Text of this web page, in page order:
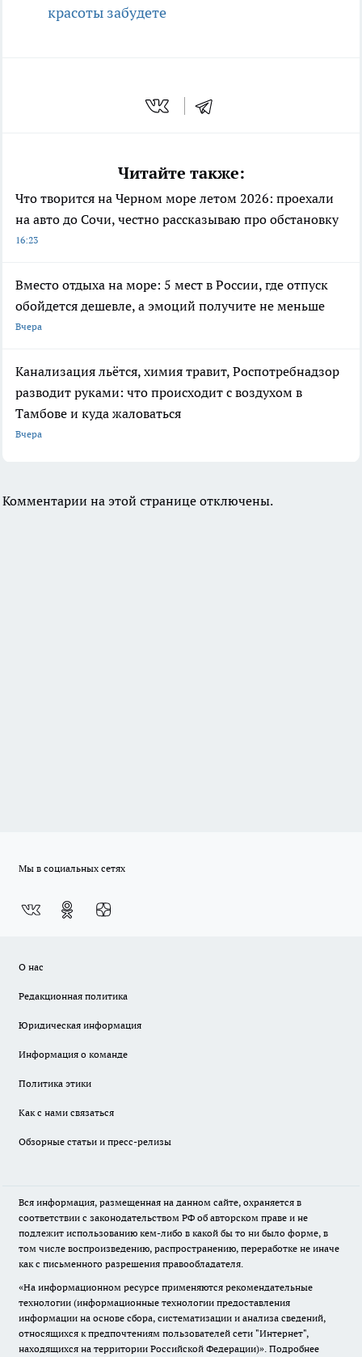
красоты забудете
Читайте также:
Что творится на Черном море летом 2026: проехали
на авто до Сочи, честно рассказываю про обстановку
16:23
Вместо отдыха на море: 5 мест в России, где отпуск
обойдется дешевле, а эмоций получите не меньше
Вчера
Канализация льётся, химия травит, Роспотребнадзор
разводит руками: что происходит с воздухом в
Тамбове и куда жаловаться
Вчера
Комментарии на этой странице отключены.
Мы в социальных сетях
О нас
Редакционная политика
Юридическая информация
Информация о команде
Политика этики
Как с нами связаться
Обзорные статьи и пресс-релизы
Вся информация, размещенная на данном сайте, охраняется в
соответствии с законодательством РФ об авторском праве и не
подлежит использованию кем-либо в какой бы то ни было форме, в
том числе воспроизведению, распространению, переработке не иначе
как с письменного разрешения правообладателя.
«На информационном ресурсе применяются рекомендательные
технологии (информационные технологии предоставления
информации на основе сбора, систематизации и анализа сведений,
относящихся к предпочтениям пользователей сети "Интернет",
находящихся на территории Российской Федерации)». Подробнее